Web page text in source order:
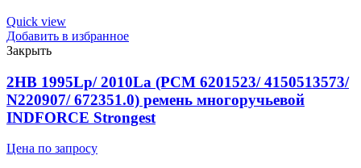
Quick view
Добавить в избранное
Закрыть
2HB 1995Lp/ 2010La (РСМ 6201523/ 4150513573/
N220907/ 672351.0) ремень многоручьевой
INDFORCE Strongest
Цена по запросу